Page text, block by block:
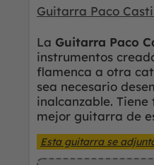
Guitarra Paco
La Guitarra Paco
instrumentos
flamenca a otra
sea necesario
inalcanzable.
mejor guitarra de
Esta guitarra se